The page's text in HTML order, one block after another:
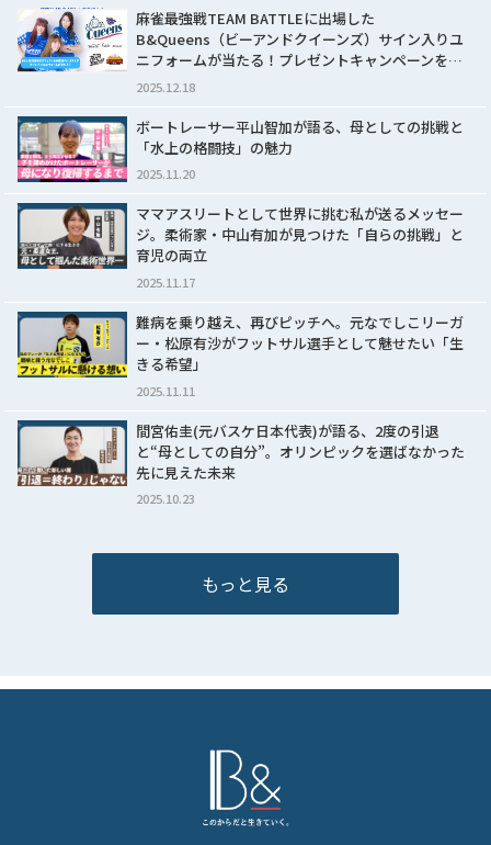
麻雀最強戦TEAM BATTLEに出場した
B&Queens（ビーアンドクイーンズ）サイン入りユ
ニフォームが当たる！プレゼントキャンペーンを…
2025.12.18
ボートレーサー平山智加が語る、母としての挑戦と
「水上の格闘技」の魅力
2025.11.20
ママアスリートとして世界に挑む私が送るメッセー
ジ。柔術家・中山有加が見つけた「自らの挑戦」と
育児の両立
2025.11.17
難病を乗り越え、再びピッチへ。元なでしこリーガ
ー・松原有沙がフットサル選手として魅せたい「生
きる希望」
2025.11.11
間宮佑圭(元バスケ日本代表)が語る、2度の引退
と“母としての自分”。オリンピックを選ばなかった
先に見えた未来
2025.10.23
もっと見る